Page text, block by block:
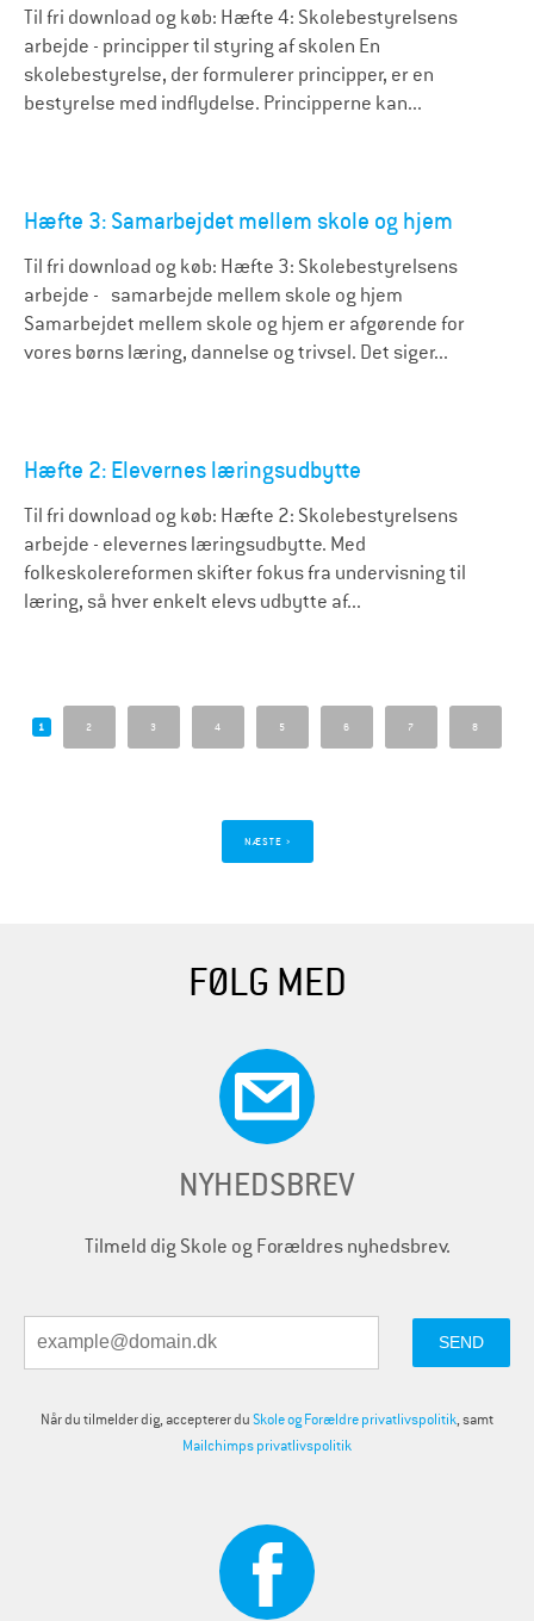
Til fri download og køb: Hæfte 4: Skolebestyrelsens
arbejde - principper til styring af skolen En
skolebestyrelse, der formulerer principper, er en
bestyrelse med indflydelse. Principperne kan...
Hæfte 3: Samarbejdet mellem skole og hjem
Til fri download og køb: Hæfte 3: Skolebestyrelsens
arbejde - samarbejde mellem skole og hjem
Samarbejdet mellem skole og hjem er afgørende for
vores børns læring, dannelse og trivsel. Det siger...
Hæfte 2: Elevernes læringsudbytte
Til fri download og køb: Hæfte 2: Skolebestyrelsens
arbejde - elevernes læringsudbytte. Med
folkeskolereformen skifter fokus fra undervisning til
læring, så hver enkelt elevs udbytte af...
1 2 3 4 5 6 7 8
NÆSTE ›
FØLG MED
NYHEDSBREV
Tilmeld dig Skole og Forældres nyhedsbrev.
Når du tilmelder dig, accepterer duSkole og Forældre privatlivspolitik, samt
Mailchimps privatlivspolitik